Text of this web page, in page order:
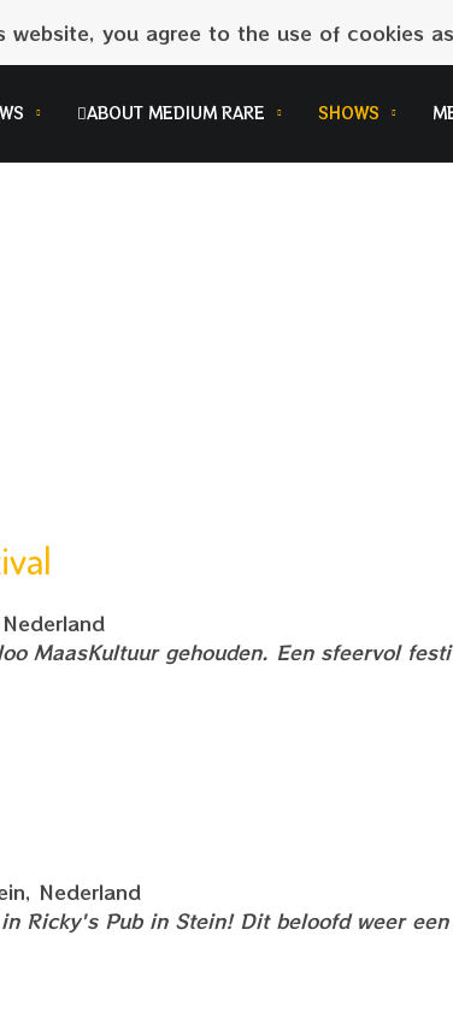
website, you agree to the use of cookies
ABOUT MEDIUM RARE SHOWS
MaasKultuur gehouden. Een sfeervol
Nederland
Ricky's Pub in Stein! Dit beloofd weer